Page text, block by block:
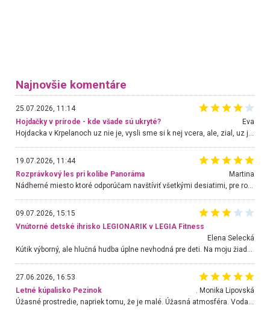
Najnovšie komentáre
25.07.2026, 11:14
Hojdačky v prírode - kde všade sú ukryté?
Eva
Hojdacka v Krpelanoch uz nie je, vysli sme si k nej vcera, ale, zial, uz je znicena. Ak sem planujete cestu len kvoli hojdacke, mozete si ju usetrit. Krasny vyhlad je tu vsak aj bez hojdacky :-)
19.07.2026, 11:44
Rozprávkový les pri kolibe Panoráma
Martina
Nádherné miesto ktoré odporúčam navštíviť všetkými desiatimi, pre rodiny s deťmi, dôchodcom... Proste a jednoducho ozaj rozprávkový les.. určite ešte prídeme. Odniesli sme si na pamiatku krásne tričká,
09.07.2026, 15:15
Vnútorné detské ihrisko LEGIONARIK v LEGIA Fitness
Elena Selecká
Kútik výborný, ale hlučná hudba úplne nevhodná pre deti. Na moju žiadosť o aspoň sušenie nereagovali.
27.06.2026, 16:53
Letné kúpalisko Pezinok
. Monika Lipovská